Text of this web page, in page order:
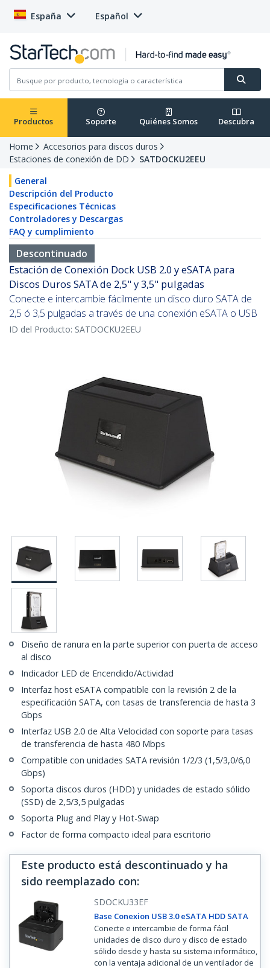
España Español
Productos Soporte Quiénes Somos Descubra
Home
Accesorios para discos duros
Estaciones de conexión de DD
SATDOCKU2EEU
General
Descripción del Producto
Especificaciones Técnicas
Controladores y Descargas
FAQ y cumplimiento
Descontinuado
Estación de Conexión Dock USB 2.0 y eSATA para
Discos Duros SATA de 2,5" y 3,5" pulgadas
Conecte e intercambie fácilmente un disco duro SATA de
2,5 ó 3,5 pulgadas a través de una conexión eSATA o USB
ID del Producto: SATDOCKU2EEU
Diseño de ranura en la parte superior con puerta de acceso
al disco
Indicador LED de Encendido/Actividad
Interfaz host eSATA compatible con la revisión 2 de la
especificación SATA, con tasas de transferencia de hasta 3
Gbps
Interfaz USB 2.0 de Alta Velocidad con soporte para tasas
de transferencia de hasta 480 Mbps
Compatible con unidades SATA revisión 1/2/3 (1,5/3,0/6,0
Gbps)
Soporta discos duros (HDD) y unidades de estado sólido
(SSD) de 2,5/3,5 pulgadas
Soporta Plug and Play y Hot-Swap
Factor de forma compacto ideal para escritorio
Este producto está descontinuado y ha
sido reemplazado con:
SDOCKU33EF
Base Conexion USB 3.0 eSATA HDD SATA
Conecte e intercambie de forma fácil
unidades de disco duro y disco de estado
sólido desde y hasta su sistema informático,
con la ventaja adicional de un ventilador de